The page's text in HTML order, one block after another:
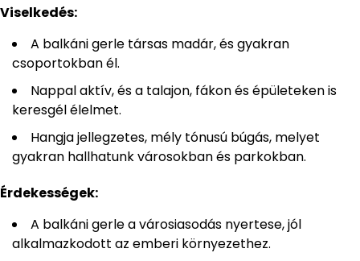
Viselkedés:
A balkáni gerle társas madár, és gyakran
csoportokban él.
Nappal aktív, és a talajon, fákon és épületeken is
keresgél élelmet.
Hangja jellegzetes, mély tónusú búgás, melyet
gyakran hallhatunk városokban és parkokban.
Érdekességek:
A balkáni gerle a városiasodás nyertese, jól
alkalmazkodott az emberi környezethez.